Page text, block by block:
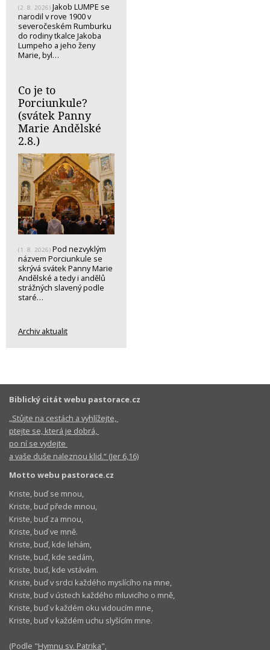
(2. 8. 2026) Jakob LUMPE se
narodil v rove 1900 v
severočeském Rumburku
do rodiny tkalce Jakoba
Lumpeho a jeho ženy
Marie, byl…
Co je to
Porciunkule?
(svátek Panny
Marie Andělské
2.8.)
(1. 8. 2026) Pod nezvyklým
názvem Porciunkule se
skrývá svátek Panny Marie
Andělské a tedy i andělů
strážných slavený podle
staré…
Archiv aktualit
Biblický citát webu pastorace.cz
„Stůjte na cestách a vyhlížejte,
ptejte se, která je dobrá,
po ní se vydejte
a vaše duše naleznou klid.“ (Jer 6,16)
Motto webu pastorace.cz
Kriste, buď se mnou,
Kriste, buď přede mnou,
Kriste, buď za mnou,
Kriste, buď ve mně.
Kriste, buď, kde lehám,
Kriste, buď, kde sedám,
Kriste, buď, kde vstávám.
Kriste, buď v srdci každého myslícího na mne,
Kriste, buď v ústech každého mluvicího o mně,
Kriste, buď v každém oku vidoucím mne,
Kriste, buď v každém uchu slyšícím mne.
(Podle "Hymnu sv. Patrika",